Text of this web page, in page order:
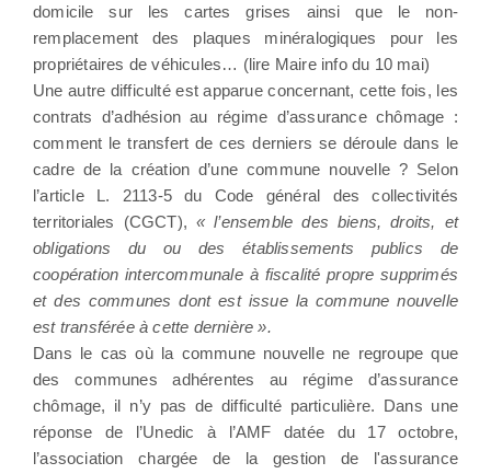
domicile sur les cartes grises ainsi que le non-
remplacement des plaques minéralogiques pour les
propriétaires de véhicules… (lire Maire info du 10 mai)
Une autre difficulté est apparue concernant, cette fois, les
contrats d’adhésion au régime d’assurance chômage :
comment le transfert de ces derniers se déroule dans le
cadre de la création d’une commune nouvelle ? Selon
l’article L. 2113-5 du Code général des collectivités
territoriales (CGCT),« l’ensemble des biens, droits, et
obligations du ou des établissements publics de
coopération intercommunale à fiscalité propre supprimés
et des communes dont est issue la commune nouvelle
est transférée à cette dernière ».
Dans le cas où la commune nouvelle ne regroupe que
des communes adhérentes au régime d’assurance
chômage, il n’y pas de difficulté particulière. Dans une
réponse de l’Unedic à l’AMF datée du 17 octobre,
l’association chargée de la gestion de l'assurance